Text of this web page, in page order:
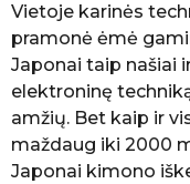
Vietoje karinės
pramonė ėmė
Japonai taip našiai
elektroninę
amžių. Bet kaip ir
maždaug iki 2000
Japonai kimono